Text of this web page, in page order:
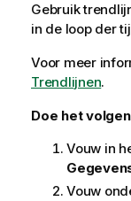
Gebruik
in de loop der
Voor meer
Trendlijnen.
Doe het
Vouw in
Vouw